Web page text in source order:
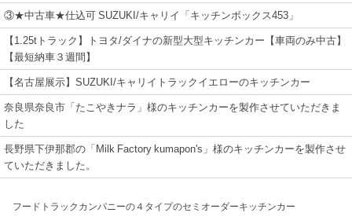
③★中古車★仕込可 SUZUKI/キャリイ「キッチンボックス453」
【1.25tトラック】トヨタ/ダイナの新型大型キッチンカー【車両のみ中古】
【最短納車３週間】
【名古屋展示】SUZUKI/キャリイトラックイエローのキッチンカー
奈良県奈良市「たこやきナラ」様のキッチンカーを製作させていただきま
した
長野県下伊那郡の「Milk Factory kumapon's」様のキッチンカーを製作させ
ていただきました。
フードトラックカンパニーの４タイプのセミオーダーキッチンカー